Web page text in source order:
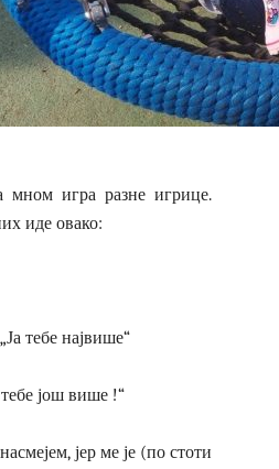
мном игра разне игрице.
иде овако:
тебе највише“
још више !“
јер ме је (по стоти